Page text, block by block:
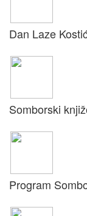
Dan Laze
Somborski
Program